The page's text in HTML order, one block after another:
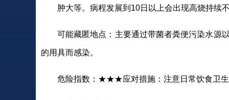
肿大等。病程发展到10日以上会出现高烧持续
可能藏匿地点：主要通过带菌者粪便污染水源
的用具而感染。
危险指数：★★★应对措施：注意日常饮食卫